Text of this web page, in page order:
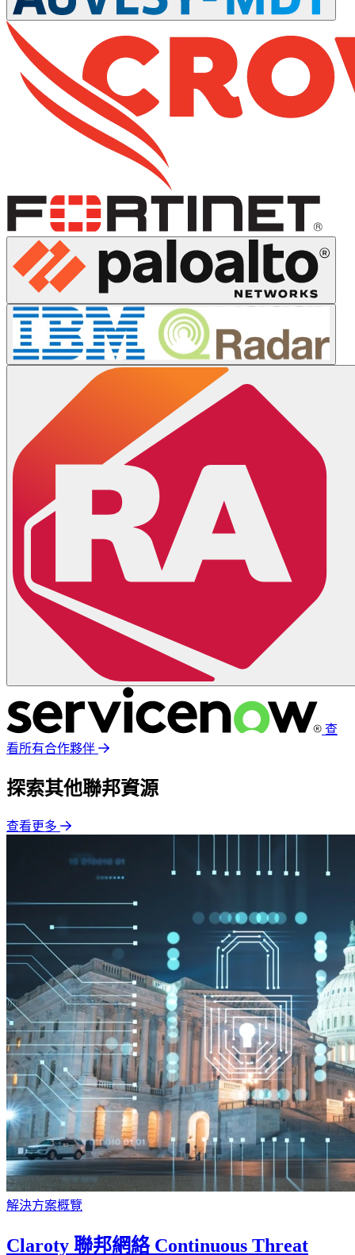
查
看所有合作夥伴
探索其他聯邦資源
查看更多
解決方案概覽
Claroty 聯邦網絡 Continuous Threat